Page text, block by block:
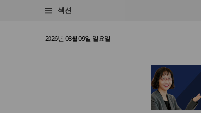
섹션
2026년 08월 09일 일요일